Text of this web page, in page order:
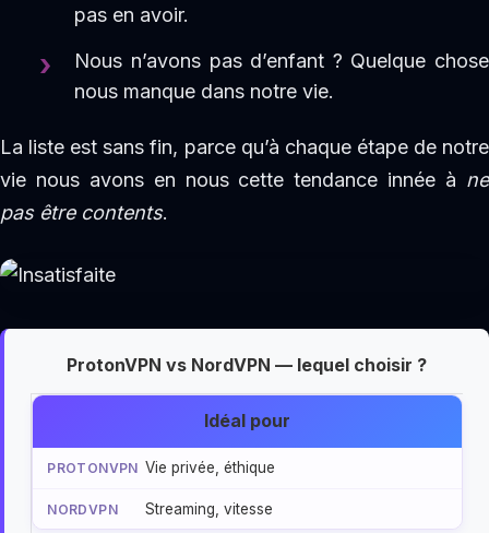
pas en avoir.
Nous n’avons pas d’enfant ? Quelque chose
nous manque dans notre vie.
La liste est sans fin, parce qu’à chaque étape de notre
vie nous avons en nous cette tendance innée à ne
pas être contents.
ProtonVPN vs NordVPN — lequel choisir ?
Idéal pour
Vie privée, éthique
Streaming, vitesse